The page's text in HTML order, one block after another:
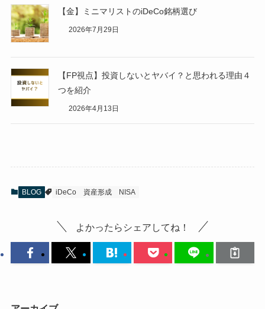
【金】ミニマリストのiDeCo銘柄選び
2026年7月29日
【FP視点】投資しないとヤバイ？と思われる理由４
つを紹介
2026年4月13日
BLOG iDeCo 資産形成 NISA
よかったらシェアしてね！